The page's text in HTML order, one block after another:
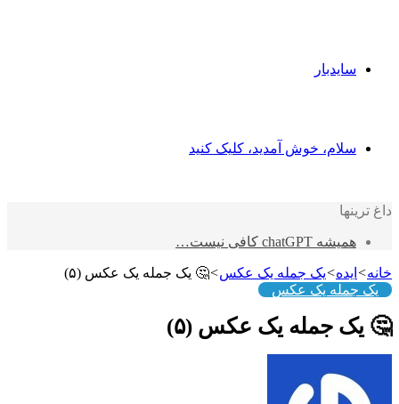
سایدبار
سلام، خوش آمدید، کلیک کنید
داغ ترینها
همیشه chatGPT کافی نیست…
خانه> ایده>یک جمله یک عکس>🤔 یک جمله یک عکس (۵)
یک جمله یک عکس
🤔 یک جمله یک عکس (۵)